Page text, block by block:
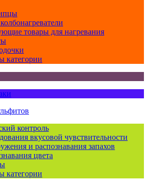
товары для нагревания
категории
контроль
вкусовой чувствительности
и распознавания запахов
цвета
категории